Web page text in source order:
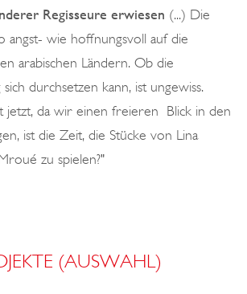
Regisseure erwiesen (...) Die
angst- wie hoffnungsvoll auf die
arabischen Ländern. Ob die
durchsetzen kann, ist ungewiss.
jetzt, da wir einen freieren Blick in den
ist die Zeit, die Stücke von Lina
zu spielen?"
(AUSWAHL)